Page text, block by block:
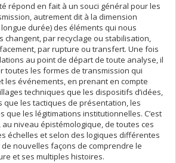
répond en fait à un souci général pour les
autrement dit à la dimension
durée) des éléments qui nous
changent, par recyclage ou stabilisation,
par rupture ou transfert. Une fois
au point de départ de toute analyse, il
toutes les formes de transmission qui
les événements, en prenant en compte
techniques que les dispositifs d’idées,
que les tactiques de présentation, les
que les légitimations institutionnelles. C’est
niveau épistémologique, de toutes ces
échelles et selon des logiques différentes
nouvelles façons de comprendre le
et ses multiples histoires.